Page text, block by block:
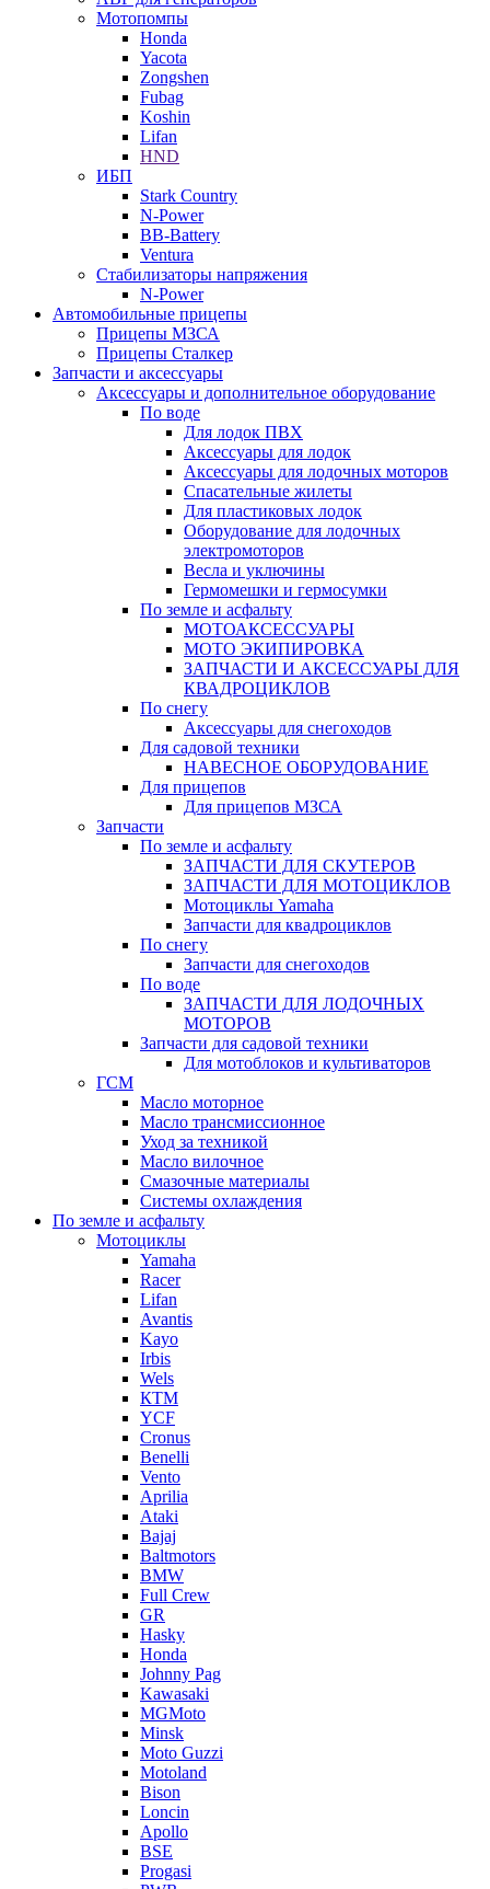
Мотопомпы
Honda
Yacota
Zongshen
Fubag
Koshin
Lifan
HND
ИБП
Stark Country
N-Power
BB-Battery
Ventura
Стабилизаторы напряжения
N-Power
Автомобильные прицепы
Прицепы МЗСА
Прицепы Сталкер
Запчасти и аксессуары
Аксессуары и дополнительное оборудование
По воде
Для лодок ПВХ
Аксессуары для лодок
Аксессуары для лодочных моторов
Спасательные жилеты
Для пластиковых лодок
Оборудование для лодочных
электромоторов
Весла и уключины
Гермомешки и гермосумки
По земле и асфальту
МОТОАКСЕССУАРЫ
МОТО ЭКИПИРОВКА
ЗАПЧАСТИ И АКСЕССУАРЫ ДЛЯ
КВАДРОЦИКЛОВ
По снегу
Аксессуары для снегоходов
Для садовой техники
НАВЕСНОЕ ОБОРУДОВАНИЕ
Для прицепов
Для прицепов МЗСА
Запчасти
По земле и асфальту
ЗАПЧАСТИ ДЛЯ СКУТЕРОВ
ЗАПЧАСТИ ДЛЯ МОТОЦИКЛОВ
Мотоциклы Yamaha
Запчасти для квадроциклов
По снегу
Запчасти для снегоходов
По воде
ЗАПЧАСТИ ДЛЯ ЛОДОЧНЫХ
МОТОРОВ
Запчасти для садовой техники
Для мотоблоков и культиваторов
ГСМ
Масло моторное
Масло трансмиссионное
Уход за техникой
Масло вилочное
Смазочные материалы
Системы охлаждения
По земле и асфальту
Мотоциклы
Yamaha
Racer
Lifan
Avantis
Kayo
Irbis
Wels
КТМ
YCF
Cronus
Benelli
Vento
Aprilia
Ataki
Bajaj
Baltmotors
BMW
Full Crew
GR
Hasky
Honda
Johnny Pag
Kawasaki
MGMoto
Minsk
Moto Guzzi
Motoland
Bison
Loncin
Apollo
BSE
Progasi